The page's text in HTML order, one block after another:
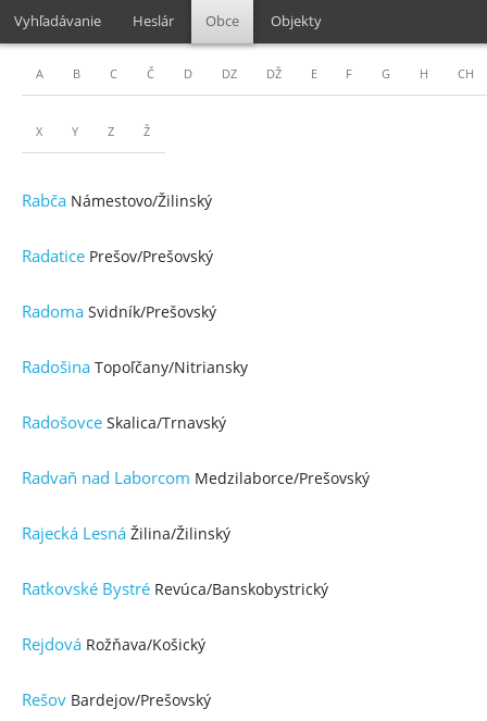
Vyhľadávanie Heslár Obce Objekty
A B C Č D DZ DŽ E F G H CH
X Y Z Ž
Rabča Námestovo/Žilinský
Radatice Prešov/Prešovský
Radoma Svidník/Prešovský
Radošina Topoľčany/Nitriansky
Radošovce Skalica/Trnavský
Radvaň nad Laborcom Medzilaborce/Prešovský
Rajecká Lesná Žilina/Žilinský
Ratkovské Bystré Revúca/Banskobystrický
Rejdová Rožňava/Košický
Rešov Bardejov/Prešovský